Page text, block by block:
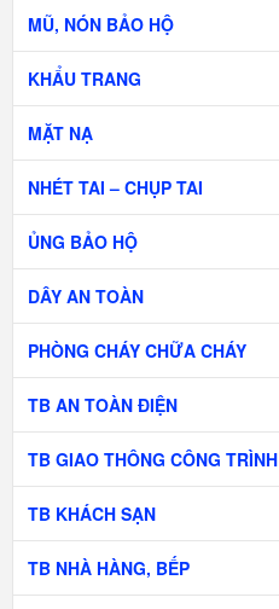
MŨ, NÓN BẢO HỘ
KHẨU TRANG
MẶT NẠ
NHÉT TAI – CHỤP TAI
ỦNG BẢO HỘ
DÂY AN TOÀN
PHÒNG CHÁY CHỮA CHÁY
TB AN TOÀN ĐIỆN
TB GIAO THÔNG CÔNG TRÌNH
TB KHÁCH SẠN
TB NHÀ HÀNG, BẾP